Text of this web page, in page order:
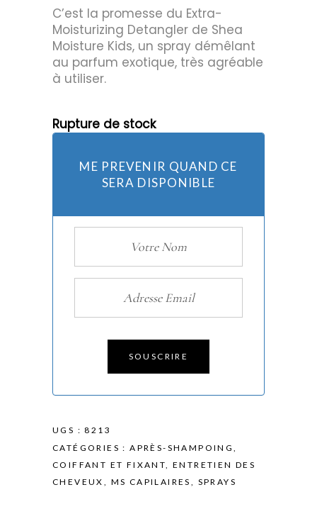
C’est la promesse du Extra-
Moisturizing Detangler de Shea
Moisture Kids, un spray démêlant
au parfum exotique, très agréable
à utiliser.
Rupture de stock
ME PREVENIR QUAND CE
SERA DISPONIBLE
SOUSCRIRE
UGS :8213
CATÉGORIES :APRÈS-SHAMPOING,
COIFFANT ET FIXANT,ENTRETIEN DES
CHEVEUX , MS CAPILAIRES , SPRAYS